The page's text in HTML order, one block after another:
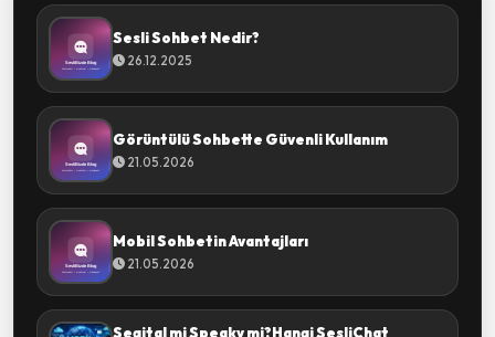
Sesli Sohbet Nedir?
26.12.2025
Görüntülü Sohbette Güvenli Kullanım
21.05.2026
Mobil Sohbetin Avantajları
21.05.2026
Segital mi Speaky mi?Hangi SesliChat